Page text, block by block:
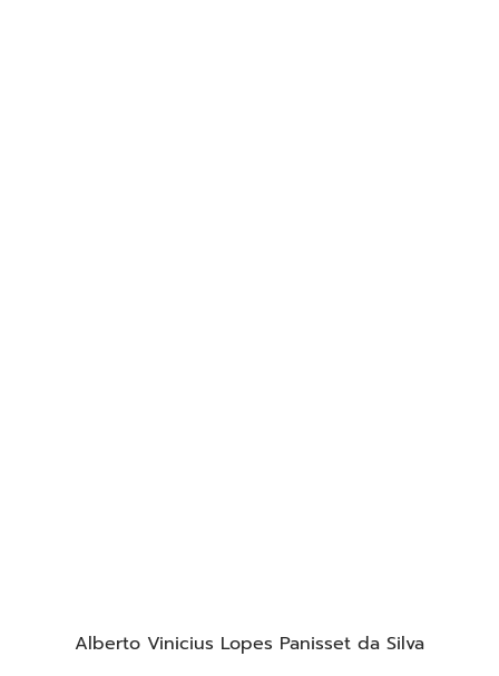
Alberto Vinicius Lopes Panisset da Silva